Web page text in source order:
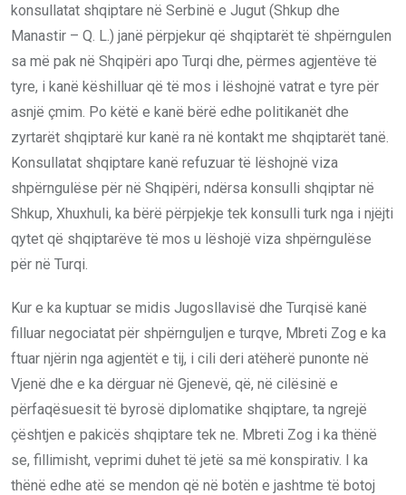
konsullatat shqiptare në Serbinë e Jugut (Shkup dhe
Manastir – Q. L.) janë përpjekur që shqiptarët të shpërngulen
sa më pak në Shqipëri apo Turqi dhe, përmes agjentëve të
tyre, i kanë këshilluar që të mos i lëshojnë vatrat e tyre për
asnjë çmim. Po këtë e kanë bërë edhe politikanët dhe
zyrtarët shqiptarë kur kanë ra në kontakt me shqiptarët tanë.
Konsullatat shqiptare kanë refuzuar të lëshojnë viza
shpërngulëse për në Shqipëri, ndërsa konsulli shqiptar në
Shkup, Xhuxhuli, ka bërë përpjekje tek konsulli turk nga i njëjti
qytet që shqiptarëve të mos u lëshojë viza shpërngulëse
për në Turqi.
Kur e ka kuptuar se midis Jugosllavisë dhe Turqisë kanë
filluar negociatat për shpërnguljen e turqve, Mbreti Zog e ka
ftuar njërin nga agjentët e tij, i cili deri atëherë punonte në
Vjenë dhe e ka dërguar në Gjenevë, që, në cilësinë e
përfaqësuesit të byrosë diplomatike shqiptare, ta ngrejë
çështjen e pakicës shqiptare tek ne. Mbreti Zog i ka thënë
se, fillimisht, veprimi duhet të jetë sa më konspirativ. I ka
thënë edhe atë se mendon që në botën e jashtme të botoj